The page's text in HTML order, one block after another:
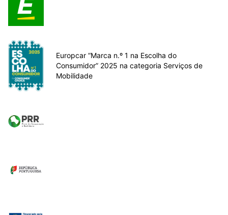
Europcar “Marca n.º 1 na Escolha do
Consumidor” 2025 na categoria Serviços de
Mobilidade